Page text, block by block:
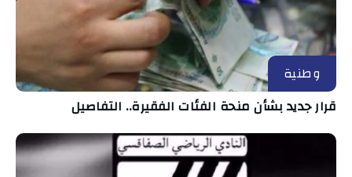
وطنية
قرار جديد بشأن منحة الفئات الفقيرة.. التفاصيل